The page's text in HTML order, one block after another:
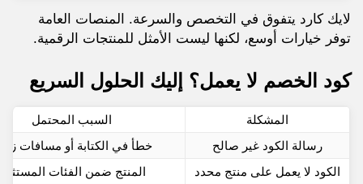
لايك كارد يتفوق في التخصص والسرعة. المنصات العامة
توفر خيارات أوسع، لكنها ليست الأمثل للمنتجات الرقمية.
كود الخصم لا يعمل؟ إليك الحلول السريع
المشكلة
السبب المحتمل
رسالة الكود غير صالح
خطأ في الكتابة أو مسافات
الكود لا يعمل على منتج محدد
المنتج ضمن الفئات